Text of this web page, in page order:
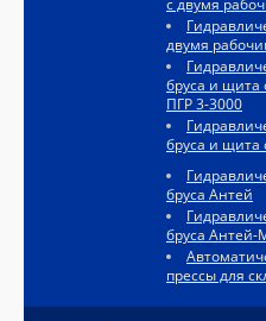
с двумя
двумя
бруса и щита
ПГР 3-3000
бруса и
бруса Антей
бруса Антей-
прессы для